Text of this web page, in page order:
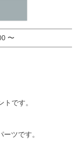
〜
です。
ツです。